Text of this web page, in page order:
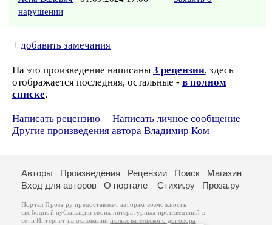
нарушении
+ добавить замечания
На это произведение написаны 3 рецензии, здесь
отображается последняя, остальные - в полном
списке.
Написать рецензию
Написать личное сообщение
Другие произведения автора Владимир Ком
Авторы Произведения Рецензии Поиск
Магазин
Вход для авторов
О портале Стихи.ру Проза.ру
Портал Проза.ру предоставляет авторам возможность
свободной публикации своих литературных произведений в
сети Интернет на основаниипользовательского договора